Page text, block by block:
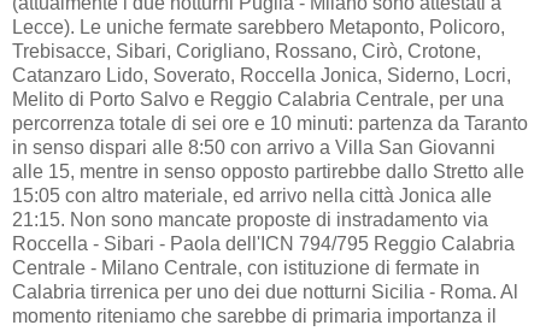
Lecce). Le uniche fermate sarebbero Metaponto, Policoro,
Trebisacce, Sibari, Corigliano, Rossano, Cirò, Crotone,
Catanzaro Lido, Soverato, Roccella Jonica, Siderno, Locri,
Melito di Porto Salvo e Reggio Calabria Centrale, per una
percorrenza totale di sei ore e 10 minuti: partenza da Taranto
in senso dispari alle 8:50 con arrivo a Villa San Giovanni
alle 15, mentre in senso opposto partirebbe dallo Stretto alle
15:05 con altro materiale, ed arrivo nella città Jonica alle
21:15. Non sono mancate proposte di instradamento via
Roccella - Sibari - Paola dell'ICN 794/795 Reggio Calabria
Centrale - Milano Centrale, con istituzione di fermate in
Calabria tirrenica per uno dei due notturni Sicilia - Roma. Al
momento riteniamo che sarebbe di primaria importanza il